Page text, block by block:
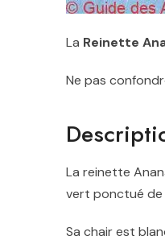
La Reinette
Ne pas
La reinette
vert ponctué de
Sa chair est